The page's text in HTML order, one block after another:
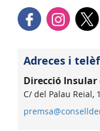
Adreces i
Direcció
C/ del Palau Reial,